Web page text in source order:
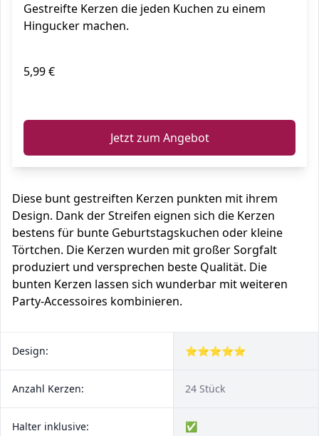
Kuchen, 8cm
Gestreifte Kerzen die jeden Kuchen zu einem
Hingucker machen.
5,99 €
Jetzt zum Angebot
Diese bunt gestreiften Kerzen punkten mit ihrem
Design. Dank der Streifen eignen sich die Kerzen
bestens für bunte Geburtstagskuchen oder kleine
Törtchen. Die Kerzen wurden mit großer Sorgfalt
produziert und versprechen beste Qualität. Die
bunten Kerzen lassen sich wunderbar mit weiteren
Party-Accessoires kombinieren.
Design: ⭐⭐⭐⭐⭐
Anzahl Kerzen: 24 Stück
Halter inklusive: ✅